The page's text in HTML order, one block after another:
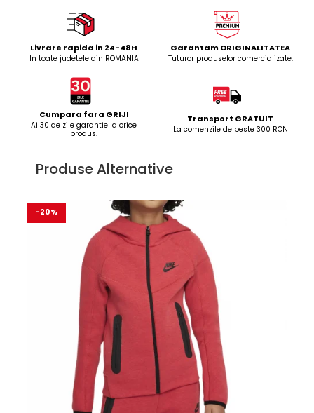
Livrare rapida in 24-48H
In toate judetele din ROMANIA
Garantam ORIGINALITATEA
Tuturor produselor comercializate.
Cumpara fara GRIJI
Ai 30 de zile garantie la orice
produs.
Transport GRATUIT
La comenzile de peste 300 RON
Produse Alternative
-20%